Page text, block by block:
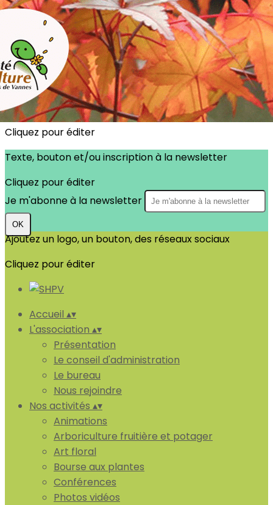
Exporter les lignes sélectionnées
Exporter toutes les colonnes
Exporter uniquement les colonnes affichées
Menu
?>
Images de la page d'accueil
Cliquez pour éditer
Texte, bouton et/ou inscription à la newsletter
Cliquez pour éditer
Je m'abonne à la newsletter
OK
Ajoutez un logo, un bouton, des réseaux sociaux
Cliquez pour éditer
Accueil ▴▾
L'association ▴▾
Présentation
Le conseil d'administration
Le bureau
Nous rejoindre
Nos activités ▴▾
Animations
Arboriculture fruitière et potager
Art floral
Bourse aux plantes
Conférences
Photos vidéos